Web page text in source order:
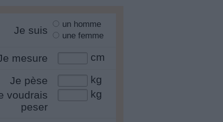
Je suis
un homme
une femme
mesure cm
Je pèse
kg
voudrais
peser
kg